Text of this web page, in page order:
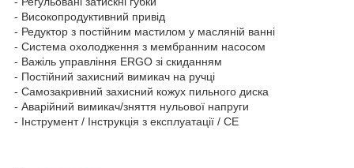
- Високопродуктивний привід
- Редуктор з постійним мастилом у масляній ванні
- Система охолодження з мембранним насосом
- Важіль управління ERGO зі скиданням
- Постійний захисний вимикач на ручці
- Самозакривний захисний кожух пильного диска
- Аварійний вимикач/зняття нульової напруги
- Інструмент / Інструкція з експлуатації / CE